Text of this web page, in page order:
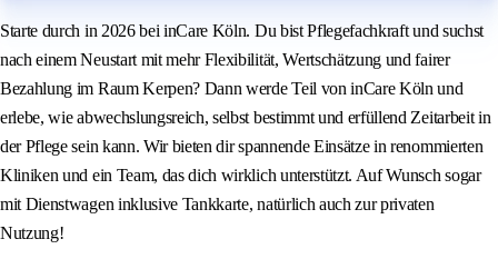
Starte durch in 2026 bei inCare Köln. Du bist Pflegefachkraft und suchst
nach einem Neustart mit mehr Flexibilität, Wertschätzung und fairer
Bezahlung im Raum Kerpen? Dann werde Teil von inCare Köln und
erlebe, wie abwechslungsreich, selbst bestimmt und erfüllend Zeitarbeit in
der Pflege sein kann. Wir bieten dir spannende Einsätze in renommierten
Kliniken und ein Team, das dich wirklich unterstützt. Auf Wunsch sogar
mit Dienstwagen inklusive Tankkarte, natürlich auch zur privaten
Nutzung!